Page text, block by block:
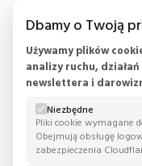
+48 58 526 10 02
GAMETA Kielce
Dbamy o Twoją
Używamy plików
analizy ruchu,
newslettera i
Niezbędne
Pliki cookie wymagane
Obejmują obsługę
zabezpieczenia